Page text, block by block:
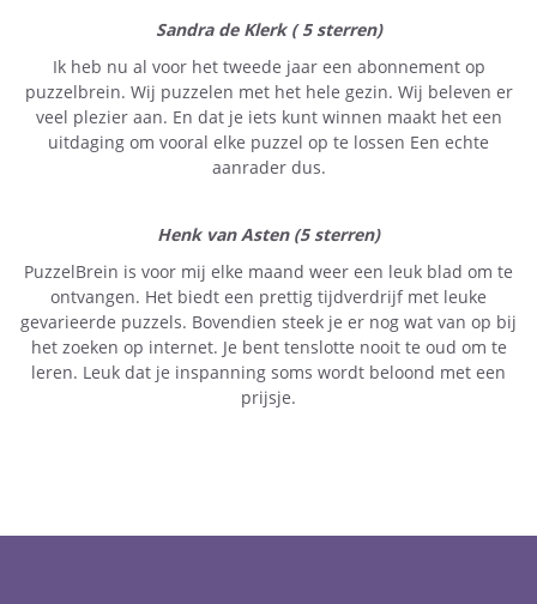
Sandra de Klerk ( 5 sterren)
Ik heb nu al voor het tweede jaar een abonnement op
puzzelbrein. Wij puzzelen met het hele gezin. Wij beleven er
veel plezier aan. En dat je iets kunt winnen maakt het een
uitdaging om vooral elke puzzel op te lossen Een echte
aanrader dus.
Henk van Asten (5 sterren)
PuzzelBrein is voor mij elke maand weer een leuk blad om te
ontvangen. Het biedt een prettig tijdverdrijf met leuke
gevarieerde puzzels. Bovendien steek je er nog wat van op bij
het zoeken op internet. Je bent tenslotte nooit te oud om te
leren. Leuk dat je inspanning soms wordt beloond met een
prijsje.